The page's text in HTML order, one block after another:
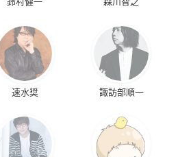
ユリ熊嵐
俺、ツインテールに
イースナ（善沙闇
子）
速水奨 諏訪部順一